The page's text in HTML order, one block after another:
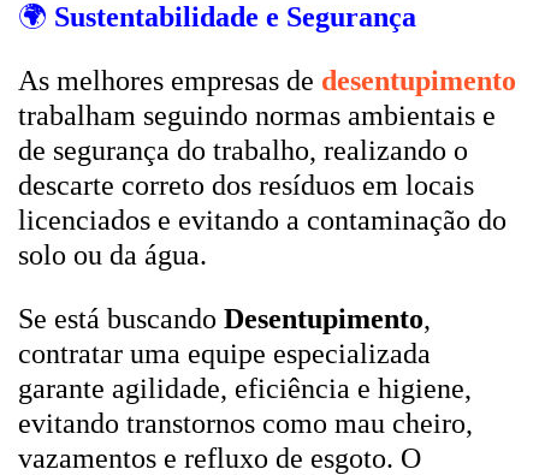
🌍 Sustentabilidade e Segurança
As melhores empresas de desentupimento
trabalham seguindo normas ambientais e
de segurança do trabalho, realizando o
descarte correto dos resíduos em locais
licenciados e evitando a contaminação do
solo ou da água.
Se está buscando Desentupimento,
contratar uma equipe especializada
garante agilidade, eficiência e higiene,
evitando transtornos como mau cheiro,
vazamentos e refluxo de esgoto. O